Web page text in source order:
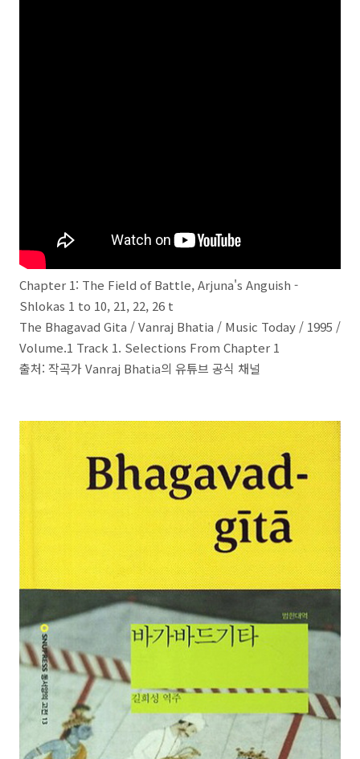
Chapter 1: The Field of Battle, Arjuna's Anguish -
Shlokas 1 to 10, 21, 22, 26 t
The Bhagavad Gita / Vanraj Bhatia / Music Today / 1995 /
Volume.1 Track 1. Selections From Chapter 1
출처: 작곡가 Vanraj Bhatia의 유튜브 공식 채널